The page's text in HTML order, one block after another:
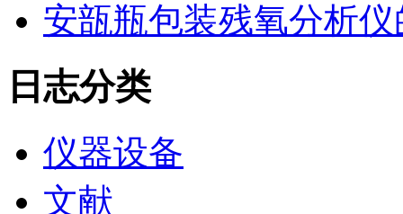
安瓿瓶包装残氧分析
日志分类
仪器设备
文献